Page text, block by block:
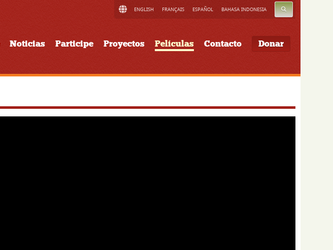
ENGLISH FRANÇAIS ESPAÑOL BAHASA INDONESIA BUSCAR
Noticias Participe Proyectos Películas Contacto Donar